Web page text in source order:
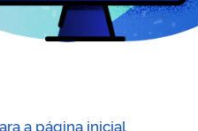
a página inicial